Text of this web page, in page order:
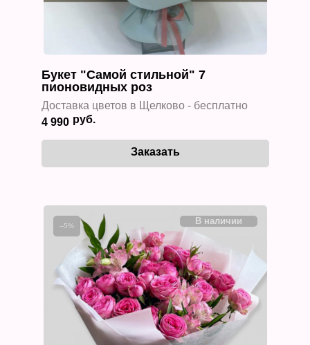
Букет "Самой стильной" 7
пионовидных роз
Доставка цветов в Щелково - бесплатно
4 990
--5%